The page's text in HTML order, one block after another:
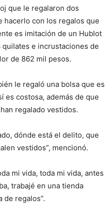
que le regalaron dos
hacerlo con los regalos que
es imitación de un Hublot
e incrustaciones de
de 862 mil pesos.
le regaló una bolsa que es
es costosa, además de que
regalado vestidos.
dónde está el delito, que
vestidos”, mencionó.
mi vida, toda mi vida, antes
trabajé en una tienda
de regalos”.